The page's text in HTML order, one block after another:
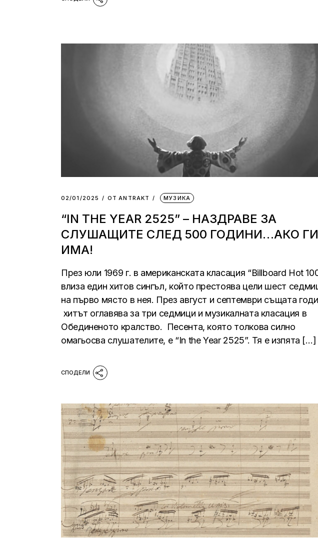
02/01/2025 ОТ АNTRAKT МУЗИКА
“IN THE YEAR 2525” – НАЗДРАВЕ ЗА
СЛУШАЩИТЕ СЛЕД 500 ГОДИНИ…АКО ГИ
ИМА!
През юли 1969 г. в американската класация “Billboard Hot
влиза един хитов сингъл, който престоява цели шест
на първо място в нея. През август и септември същата
хитът оглавява за три седмици и музикалната класация в
Обединеното кралство. Песента, която толкова силно
омагьосва слушателите, е “In the Year 2525”. Тя е изпята […]